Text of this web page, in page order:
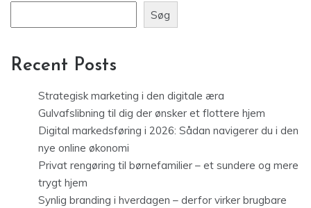
Søg
Recent Posts
Strategisk marketing i den digitale æra
Gulvafslibning til dig der ønsker et flottere hjem
Digital markedsføring i 2026: Sådan navigerer du i den
nye online økonomi
Privat rengøring til børnefamilier – et sundere og mere
trygt hjem
Synlig branding i hverdagen – derfor virker brugbare